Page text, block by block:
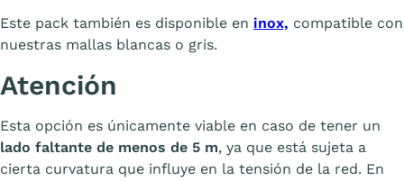
Este pack también es disponible en inox, compatible con
nuestras mallas blancas o gris.
Atención
Esta opción es únicamente viable en caso de tener un
lado faltante de menos de 5 m, ya que está sujeta a
cierta curvatura que influye en la tensión de la red. En